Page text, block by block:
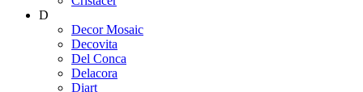
D
Decor Mosaic
Decovita
Del Conca
Delacora
Diart